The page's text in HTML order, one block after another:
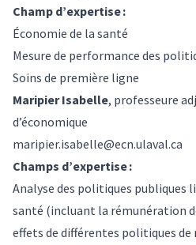
Champ d’expertise :
Économie de la santé
Mesure de performance des
Soins de première ligne
Maripier Isabelle, professeure
d’économique
maripier.isabelle@ecn.ulaval.ca
Champs d’expertise :
Analyse des politiques publiques
santé (incluant la rémunération
effets de différentes politiques